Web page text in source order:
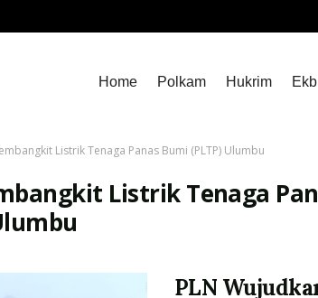
Home Polkam Hukrim
Listrik Tenaga Panas Bumi (PLTP) Ulumbu
Listrik Tenaga
PLN